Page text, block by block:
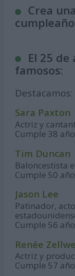
Crea
El 25
famosos:
Destacamos:
Sara Paxton
Actriz y
Cumple 38
Tim Duncan
Baloncestista
Cumple 50
Jason Lee
Patinador,
Cumple 56
Renée
Actriz y
Cumple 57